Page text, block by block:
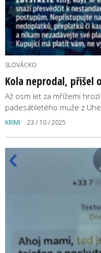
SLOVÁCKO
Kola neprodal, přišel
Až osm let za mřížemi
padesátiletého muže z
KRIMI 23 / 10 / 2025